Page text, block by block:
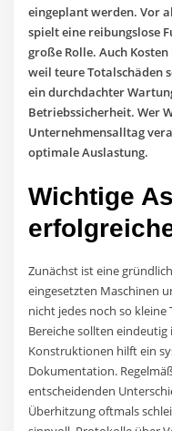
eingeplant werden. Vor
spielt eine reibungslose
große Rolle. Auch
weil teure Totalschäden
ein durchdachter
Betriebssicherheit. Wer
Unternehmensalltag
optimale Auslastung.
Wichtige
Zunächst ist eine
eingesetzten Maschinen
nicht jedes noch so
Bereiche sollten
Konstruktionen hilft ein
Dokumentation.
entscheidenden
Überhitzung oftmals